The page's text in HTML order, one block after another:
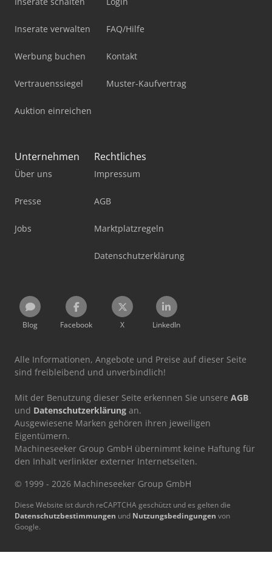
Inserate verwalten
Werbung buchen
Vertrauenssiegel
Auktion einreichen
FAQ/Hilfe
Kontakt
Muster-Kaufvertrag
Unternehmen
Über uns
Presse
Jobs
Rechtliches
Impressum
AGB
Marktplatzregeln
Datenschutzerklärung
Blog Facebook X LinkedIn
Alle Informationen, Angebote und Preise auf dieser Seite
sind freibleibend und unverbindlich!
Mit der Benutzung dieser Seite erkennen Sie unsere AGB
und Datenschutzerklärung an.
Ausgewiesene Marken gehören ihren jeweiligen
Eigentümern.
Machineseeker Group GmbH übernimmt keine Haftung für
den Inhalt verlinkter externer Internetseiten.
© 1999 - 2026 Machineseeker Group GmbH
Diese Website ist durch reCAPTCHA geschützt und es gelten die
Datenschutzbestimmungen und Nutzungsbedingungen von
Google.